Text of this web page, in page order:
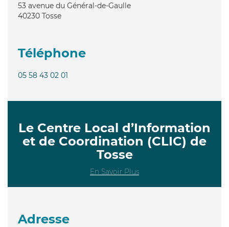
53 avenue du Général-de-Gaulle
40230 Tosse
Téléphone
05 58 43 02 01
Le Centre Local d’Information
et de Coordination (CLIC) de
Tosse
En Savoir Plus
Adresse